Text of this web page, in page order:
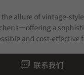
allure of vintage-
a
and cost-effective
联系我们